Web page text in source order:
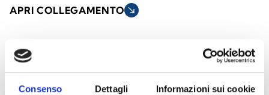
Consenso Dettagli Informazioni sui cookie
APRI COLLEGAMENTO south_east